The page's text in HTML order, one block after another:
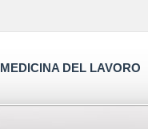
MEDICINA DEL LAVORO